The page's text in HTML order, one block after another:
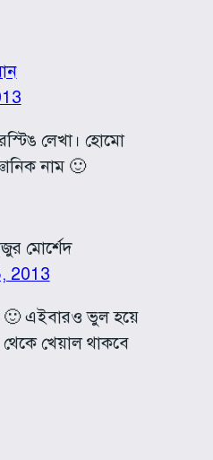
লেখা। হোমো
নাম 🙂
মোর্শেদ
2013
🙂 এইবারও ভুল হয়ে
খেয়াল থাকবে